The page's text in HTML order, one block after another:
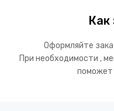
Как
Оформляйте
При необходимости ,
поможет